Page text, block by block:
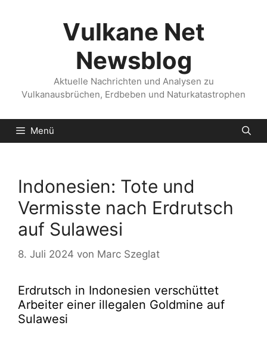
Vulkane Net
Newsblog
Aktuelle Nachrichten und Analysen zu
Vulkanausbrüchen, Erdbeben und Naturkatastrophen
Menü
Indonesien: Tote und
Vermisste nach Erdrutsch
auf Sulawesi
8. Juli 2024 von Marc Szeglat
Erdrutsch in Indonesien verschüttet
Arbeiter einer illegalen Goldmine auf
Sulawesi